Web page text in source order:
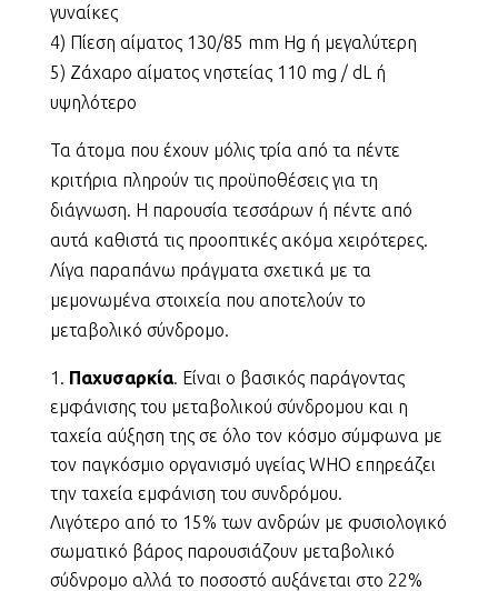
γυναίκες
4) Πίεση αίματος 130/85 mm Hg ή μεγαλύτερη
5) Ζάχαρο αίματος νηστείας 110 mg / dL ή
υψηλότερο
Τα άτομα που έχουν μόλις τρία από τα πέντε
κριτήρια πληρούν τις προϋποθέσεις για τη
διάγνωση. Η παρουσία τεσσάρων ή πέντε από
αυτά καθιστά τις προοπτικές ακόμα χειρότερες.
Λίγα παραπάνω πράγματα σχετικά με τα
μεμονωμένα στοιχεία που αποτελούν το
μεταβολικό σύνδρομο.
Παχυσαρκία. Είναι ο βασικός παράγοντας
εμφάνισης του μεταβολικού σύνδρομου και η
ταχεία αύξηση της σε όλο τον κόσμο σύμφωνα με
τον παγκόσμιο οργανισμό υγείας WHO επηρεάζει
την ταχεία εμφάνιση του συνδρόμου.
Λιγότερο από το 15% των ανδρών με φυσιολογικό
σωματικό βάρος παρουσιάζουν μεταβολικό
σύδνρομο αλλά το ποσοστό αυξάνεται στο 22%